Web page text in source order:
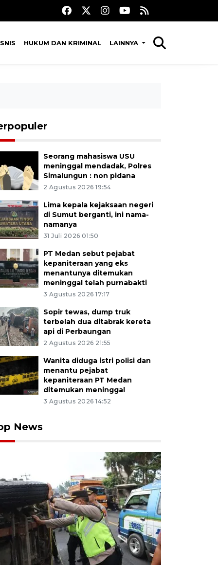
HUKUM DAN KRIMINAL LAINNYA
Seorang mahasiswa USU
meninggal mendadak, Polres
Simalungun : non pidana
2 Agustus 2026 19:54
Lima kepala kejaksaan negeri
di Sumut berganti, ini nama-
namanya
31 Juli 2026 01:50
PT Medan sebut pejabat
kepaniteraan yang eks
menantunya ditemukan
meninggal telah purnabakti
3 Agustus 2026 17:17
Sopir tewas, dump truk
terbelah dua ditabrak kereta
api di Perbaungan
2 Agustus 2026 21:55
Wanita diduga istri polisi dan
menantu pejabat
kepaniteraan PT Medan
ditemukan meninggal
3 Agustus 2026 14:52
News